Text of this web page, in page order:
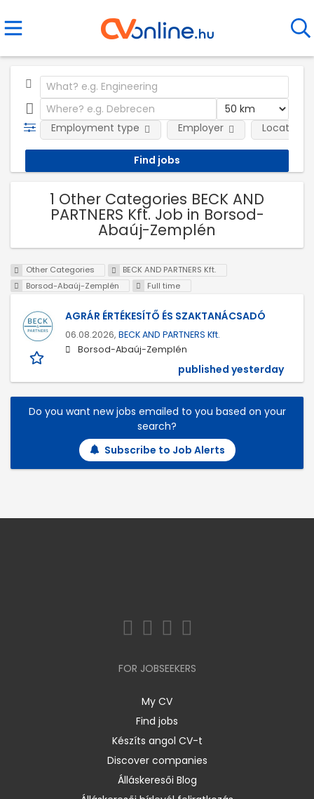
Employment type Employer Location
1 Other Categories BECK AND
PARTNERS Kft. Job in Borsod-
Abaúj-Zemplén
Other Categories
BECK AND PARTNERS Kft.
Borsod-Abaúj-Zemplén
Full time
AGRÁR ÉRTÉKESÍTŐ ÉS SZAKTANÁCSADÓ
06.08.2026, BECK AND PARTNERS Kft.
Borsod-Abaúj-Zemplén
published yesterday
Do you want new jobs emailed to you based on your
search?
Subscribe to Job Alerts
FOR JOBSEEKERS
My CV
Find jobs
Készíts angol CV-t
Discover companies
Álláskeresői Blog